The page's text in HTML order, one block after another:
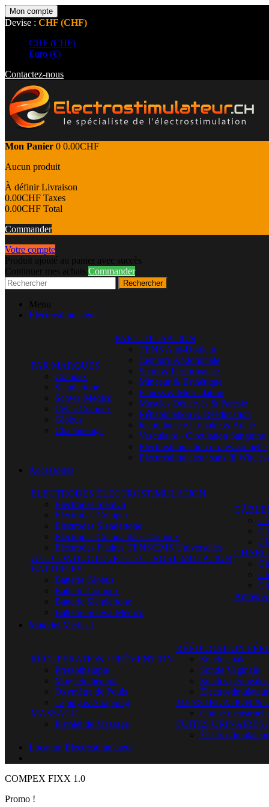
Mon compte
Devise : CHF (CHF)
CHF (CHF)
Euro (€)
Contactez-nous
Mon Panier 0 0.00CHF
Aucun produit
À définirLivraison
0.00CHF Taxes
0.00CHF Total
Commander
Votre compte
Produit ajouté au panier avec succès
Continuer mes achats Commander
Rechercher
Menu
Electrostimulateur
PAR MARQUES
Compex
Slendertone
Schwa-Medico
Cefar-Compex
Globus
Chattanooga
PAR UTILISATION
TENS Anti-Douleur
Ceinture Abdominale
Sport & Performance
Minceur & Esthétique
Fitness & Musculation
Muscles Dénervés & Parésie
Réhabilitation & Rééducation
Incontinence Urinaire & Anale
Vasculaire - Circulation Sanguine
Electrostimulation professionnelle
Electrostimulateur sans fil
Accessoires
ÉLECTRODES ÉLECTROSTIMULATION
Électrodes StenUp
Electrodes Compex
Electrodes Slendertone
Electrodes Compatibles Compex
Electrodes Filaires TENS/EMS Universelles
GEL CONDUCTEUR ÉLECTROSTIMULATION
BATTERIES
Batterie Globus
Batterie Compex
Batterie Slendertone
Batterie Schwa-Medico
Autres
Matériel Médical
RÉCUPÉRATION / PRÉVENTION
Pressothérapie
Magnétothérapie
Oxymètre de Pouls
Taping & Strapping
MASSAGE
Pistolet de Massage
RÉÉDUCATION
Sonde anale
Sonde Vaginale
Sondes
MENSTRUATION &
Coupe
FUITES URINAIRES
Location Électrostimulateur
COMPEX FIXX 1.0
Promo !